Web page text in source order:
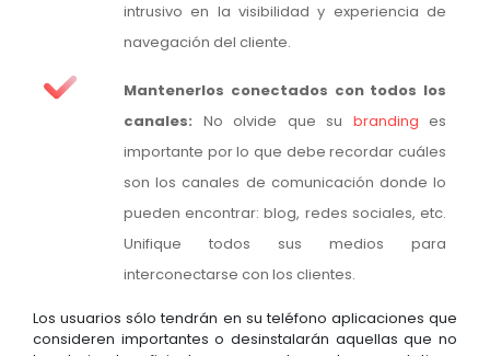
intrusivo en la visibilidad y experiencia de
navegación del cliente.
Mantenerlos conectados con todos los
canales: No olvide que su branding es
importante por lo que debe recordar cuáles
son los canales de comunicación donde lo
pueden encontrar: blog, redes sociales, etc.
Unifique todos sus medios para
interconectarse con los clientes.
Los usuarios sólo tendrán en su teléfono aplicaciones que
consideren importantes o desinstalarán aquellas que no